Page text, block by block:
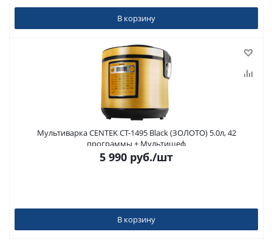
В корзину
Мультиварка CENTEK CT-1495 Black (ЗОЛОТО) 5.0л, 42
программы + Мультишеф
5 990 руб./шт
В корзину